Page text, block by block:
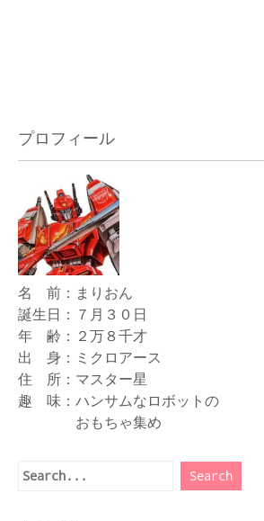
プロフィール
名 前：まりおん
誕生日：７月３０日
年 齢：２万８千才
出 身：ミクロアース
住 所：マスター星
趣 味：ハンサムなロボットの
おもちゃ集め